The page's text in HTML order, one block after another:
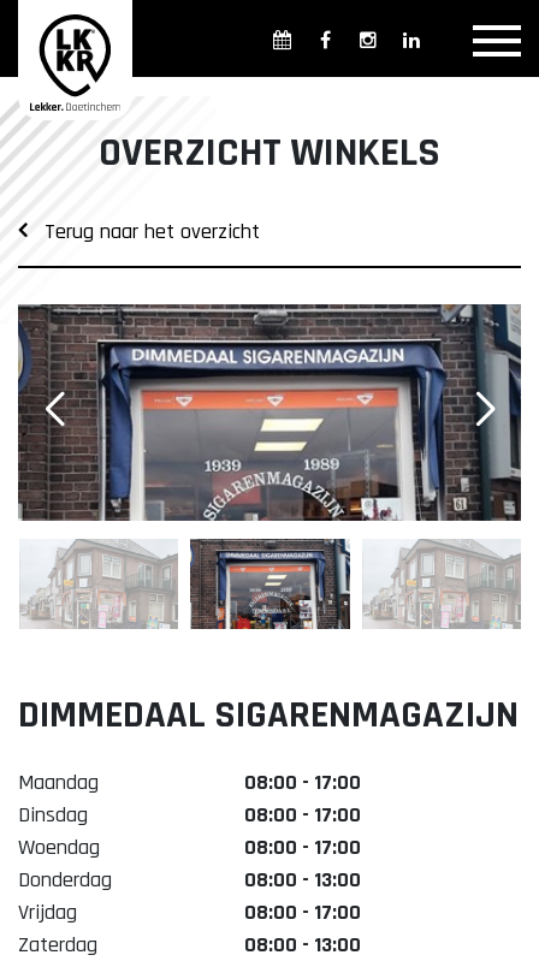
Overzicht winkels
Openingsdagen en -tijden
Weekmarkten
Overzicht Cultuur & Musea
Parkeren in Doetinchem
Openbaar vervoer
Gratis Shuttle
FAQ
Organisatie Binnenstadbedrijf Doetinchem
OVERZICHT WINKELS
Terug naar het overzicht
DIMMEDAAL SIGARENMAGAZIJN
Maandag
08:00 - 17:00
Dinsdag
08:00 - 17:00
Woendag
08:00 - 17:00
Donderdag
08:00 - 13:00
Vrijdag
08:00 - 17:00
Zaterdag
08:00 - 13:00